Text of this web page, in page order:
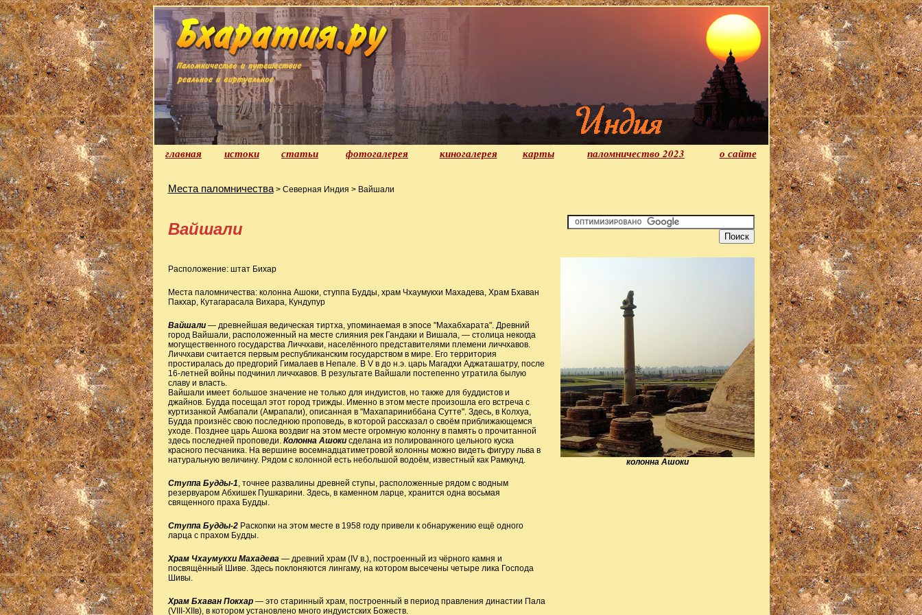
главная истоки статьи фотогалерея киногалерея карты паломничество 2023 о сайте
Места паломничества> Северная Индия > Вайшали
Вайшали
Расположение: штат Бихар
Места паломничества: колонна Ашоки, ступпа Будды, храм Чхаумукхи Махадева, Храм Бхаван
Пакхар, Кутагарасала Вихара, Кундупур
Вайшали— древнейшая ведическая тиртха, упоминаемая в эпосе "Махабхарата". Древний
город Вайшали, расположенный на месте слияния рек Гандаки и Вишала, — столица некогда
могущественного государства Личчхави, населённого представителями племени личчхавов.
Личчхави считается первым республиканским государством в мире. Его территория
простиралась до предгорий Гималаев в Непале. В V в до н.э. царь Магадхи Аджаташатру, после
16-летней войны подчинил личчхавов. В результате Вайшали постепенно утратила былую
славу и власть.
Вайшали имеет большое значение не только для индуистов, но также для буддистов и
джайнов. Будда посещал этот город трижды. Именно в этом месте произошла его встреча с
куртизанкой Амбапали (Амрапали), описанная в "Махапариниббана Сутте". Здесь, в Колхуа,
Будда произнёс свою последнюю проповедь, в которой рассказал о своём приближающемся
уходе. Позднее царь Ашока воздвиг на этом месте огромную колонну в память о прочитанной
здесь последней проповеди. Колонна Ашокисделана из полированного цельного куска
красного песчаника. На вершине восемнадцатиметровой колонны можно видеть фигуру льва в
натуральную величину. Рядом с колонной есть небольшой водоём, известный как Рамкунд.
Ступпа Будды-1, точнее развалины древней ступы, расположенные рядом с водным
резервуаром Абхишек Пушкарини. Здесь, в каменном ларце, хранится одна восьмая
священного праха Будды.
Ступпа Будды-2 Раскопки на этом месте в 1958 году привели к обнаружению ещё одного
ларца с прахом Будды.
Храм Чхаумукхи Махадева— древний храм (IV в.), построенный из чёрного камня и
посвящённый Шиве. Здесь поклоняются лингаму, на котором высечены четыре лика Господа
Шивы.
Храм Бхаван Покхар— это старинный храм, построенный в период правления династии Пала
(VIII-XIIв), в котором установлено много индуистских Божеств.
колонна Ашоки